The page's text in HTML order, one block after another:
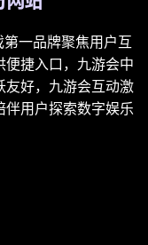
一品牌聚焦用户互
捷入口，九游会中
友好，九游会互动激
用户探索数字娱乐